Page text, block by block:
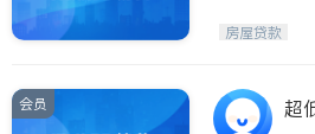
房屋贷款
会员
超